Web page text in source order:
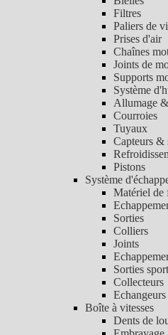
Filtres
Paliers de
Prises d'air
Chaînes
Joints de
Supports
Système
Allumage
Courroies
Tuyaux
Capteurs &
Pistons
Système
Matériel de
Sorties
Colliers
Joints
Sorties sport
Collecteurs
Echangeurs
Boîte à vitesses
Dents de